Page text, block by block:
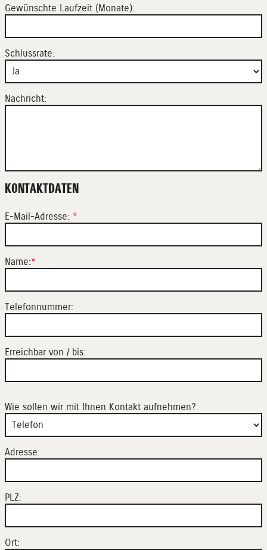
Gewünschte Laufzeit (Monate):
Schlussrate:
Nachricht:
KONTAKTDATEN
E-Mail-Adresse: *
Name:*
Telefonnummer:
Erreichbar von / bis:
Wie sollen wir mit Ihnen Kontakt aufnehmen?
Adresse:
PLZ:
Ort: